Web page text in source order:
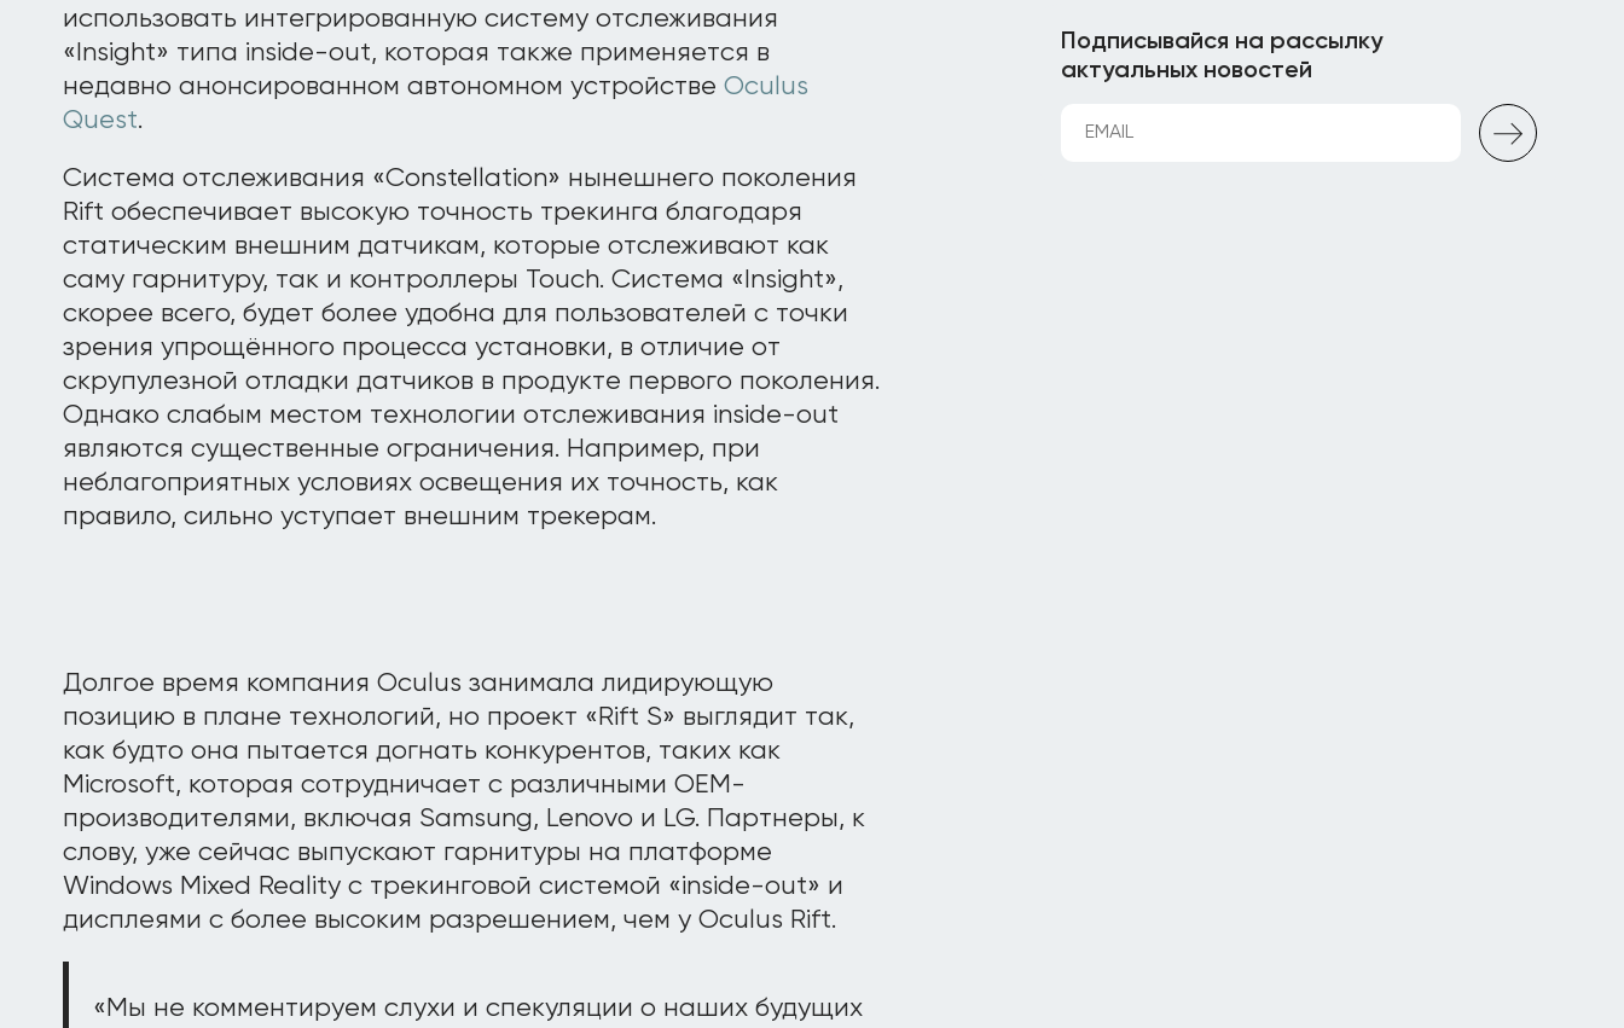
использовать интегрированную систему отслеживания
«Insight» типа inside-out, которая также применяется в
недавно анонсированном автономном устройстве Oculus
Quest.
Система отслеживания «Constellation» нынешнего поколения
Rift обеспечивает высокую точность трекинга благодаря
статическим внешним датчикам, которые отслеживают как
саму гарнитуру, так и контроллеры Touch. Система «Insight»,
скорее всего, будет более удобна для пользователей с точки
зрения упрощённого процесса установки, в отличие от
скрупулезной отладки датчиков в продукте первого поколения.
Однако слабым местом технологии отслеживания inside-out
являются существенные ограничения. Например, при
неблагоприятных условиях освещения их точность, как
правило, сильно уступает внешним трекерам.
Долгое время компания Oculus занимала лидирующую
позицию в плане технологий, но проект «Rift S» выглядит так,
как будто она пытается догнать конкурентов, таких как
Microsoft, которая сотрудничает с различными OEM-
производителями, включая Samsung, Lenovo и LG. Партнеры, к
слову, уже сейчас выпускают гарнитуры на платформе
Windows Mixed Reality с трекинговой системой «inside-out» и
дисплеями с более высоким разрешением, чем у Oculus Rift.
«Мы не комментируем слухи и спекуляции о наших будущих
Подписывайся на рассылку
актуальных новостей